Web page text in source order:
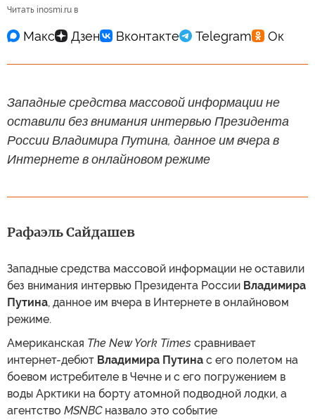
Читать inosmi.ru в
Западные средства массовой информации не
оставили без внимания интервью Президента
России Владимира Путина, данное им вчера в
Интернете в онлайновом режиме
Рафаэль Сайдашев
Западные средства массовой информации не оставили
без внимания интервью Президента России Владимира
Путина, данное им вчера в Интернете в онлайновом
режиме.
Американская The New York Times сравнивает
интернет-дебют Владимира Путина с его полетом на
боевом истребителе в Чечне и с его погружением в
воды Арктики на борту атомной подводной лодки, а
агентство MSNBCназвало это событие